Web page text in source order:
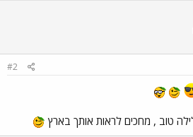
#2
טוב , מחכים לראות אותך בארץ